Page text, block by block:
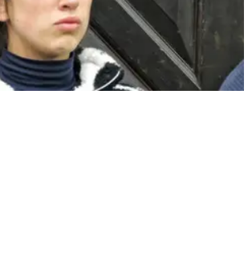
Salud
Es viral